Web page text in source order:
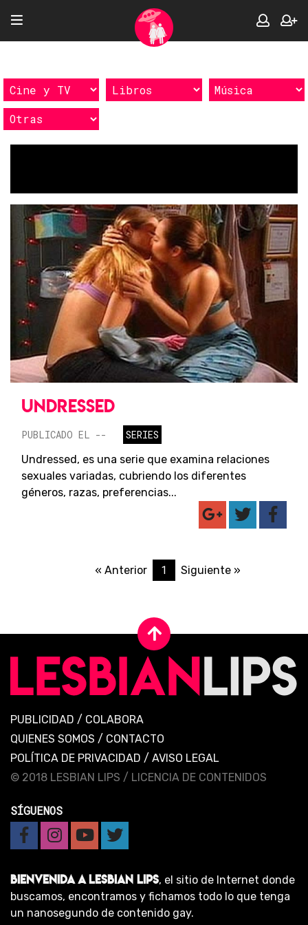
UNDRESSED
PUBLICADO EL --
SERIES
Undressed, es una serie que examina relaciones
sexuales variadas, cubriendo los diferentes
géneros, razas, preferencias...
« Anterior 1 Siguiente »
PUBLICIDAD / COLABORA
QUIENES SOMOS / CONTACTO
POLÍTICA DE PRIVACIDAD / AVISO LEGAL
© 2018 LESBIAN LIPS / LICENCIA DE CONTENIDOS
SÍGUENOS
BIENVENIDA A LESBIAN LIPS, el sitio de Internet donde
buscamos, encontramos y fichamos todo lo que tenga
un nanosegundo de contenido gay.